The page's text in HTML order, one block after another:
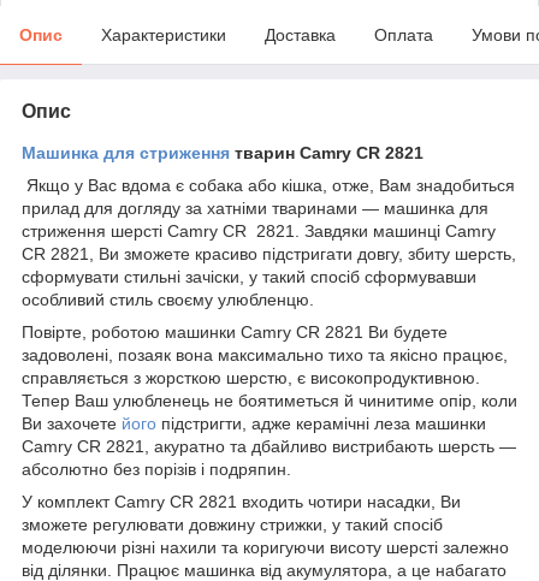
Опис Характеристики Доставка Оплата Умови
Опис
Машинка для стриження тварин Camry CR 2821
Якщо у Вас вдома є собака або кішка, отже, Вам знадобиться
прилад для догляду за хатніми тваринами — машинка для
стриження шерсті Camry CR 2821. Завдяки машинці Camry
CR 2821, Ви зможете красиво підстригати довгу, збиту шерсть,
сформувати стильні зачіски, у такий спосіб сформувавши
особливий стиль своєму улюбленцю.
Повірте, роботою машинки Camry CR 2821 Ви будете
задоволені, позаяк вона максимально тихо та якісно працює,
справляється з жорсткою шерстю, є високопродуктивною.
Тепер Ваш улюбленець не боятиметься й чинитиме опір, коли
Ви захочете його підстригти, адже керамічні леза машинки
Camry CR 2821, акуратно та дбайливо вистрибають шерсть —
абсолютно без порізів і подряпин.
У комплект Camry CR 2821 входить чотири насадки, Ви
зможете регулювати довжину стрижки, у такий спосіб
моделюючи різні нахили та коригуючи висоту шерсті залежно
від ділянки. Працює машинка від акумулятора, а це набагато